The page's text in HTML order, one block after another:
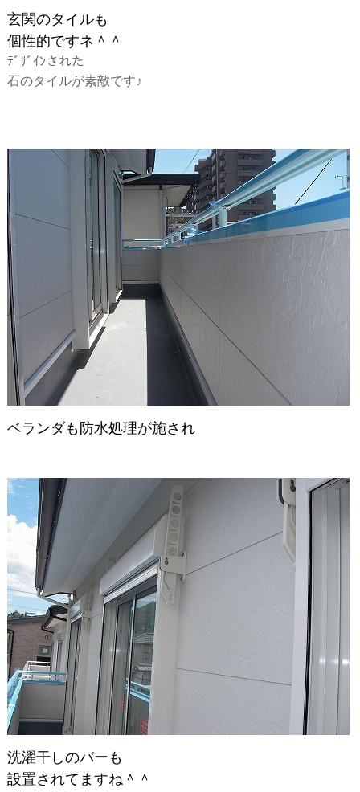
玄関のタイルも
個性的ですネ＾＾
ﾃﾞｻﾞｲﾝされた
石のタイルが素敵です♪
ベランダも防水処理が施され
洗濯干しのバーも
設置されてますね＾＾